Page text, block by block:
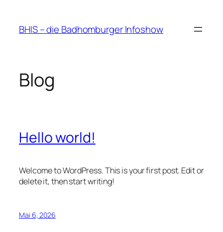
springen
BHIS – die Badhomburger Infoshow
Blog
Hello world!
Welcome to WordPress. This is your first post. Edit or
delete it, then start writing!
Mai 6, 2026